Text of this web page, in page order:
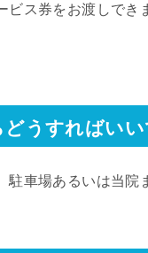
ビス券をお渡しで
うすればいい
車場あるいは当院